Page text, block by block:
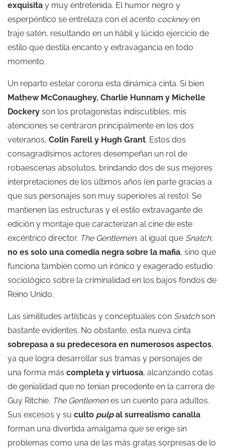
exquisita y muy entretenida. El humor negro y
esperpéntico se entrelaza con el acento cockneyen
traje satén, resultando en un hábil y lúcido ejercicio de
estilo que destila encanto y extravagancia en todo
momento.
Un reparto estelar corona esta dinámica cinta. Si bien
Mathew McConaughey, Charlie Hunnam y Michelle
Dockery son los protagonistas indiscutibles, mis
atenciones se centraron principalmente en los dos
veteranos, Colin Farell y Hugh Grant. Estos dos
consagradísimos actores desempeñan un rol de
robaescenas absolutos, brindando dos de sus mejores
interpretaciones de los últimos años (en parte gracias a
que sus personajes son muy superiores al resto). Se
mantienen las estructuras y el estilo extravagante de
edición y montaje que caracterizan al cine de este
excéntrico director. The Gentlemen, al igual que Snatch,
no es solo una comedia negra sobre la mafia, sino que
funciona también como un irónico y exagerado estudio
sociológico sobre la criminalidad en los bajos fondos de
Reino Unido.
Las similitudes artísticas y conceptuales con Snatchson
bastante evidentes. No obstante, esta nueva cinta
sobrepasa a su predecesora en numerosos aspectos,
ya que logra desarrollar sus tramas y personajes de
una forma más completa y virtuosa, alcanzando cotas
de genialidad que no tenían precedente en la carrera de
Guy Ritchie. The Gentlemenes un cuento para adultos.
Sus excesos y su culto pulpal surrealismo canalla
forman una divertida amalgama que se erige sin
problemas como una de las más gratas sorpresas de lo